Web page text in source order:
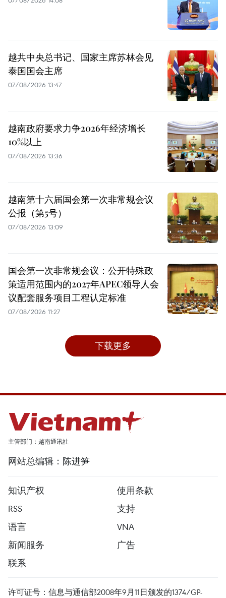
越共中央总书记、国家主席苏林会见
泰国国会主席
07/08/2026 13:47
越南政府要求力争2026年经济增长
10%以上
07/08/2026 13:36
越南第十六届国会第一次非常规会议
公报（第5号）
07/08/2026 13:09
国会第一次非常规会议：公开特殊政
策适用范围内的2027年APEC领导人会
议配套服务项目工程认定标准
07/08/2026 11:27
下载更多
主管部门：越南通讯社
网站总编辑：陈进笋
知识产权
使用条款
RSS
支持
语言
VNA
新闻服务
广告
联系
许可证号：信息与通信部2008年9月11日颁发的1374/GP-